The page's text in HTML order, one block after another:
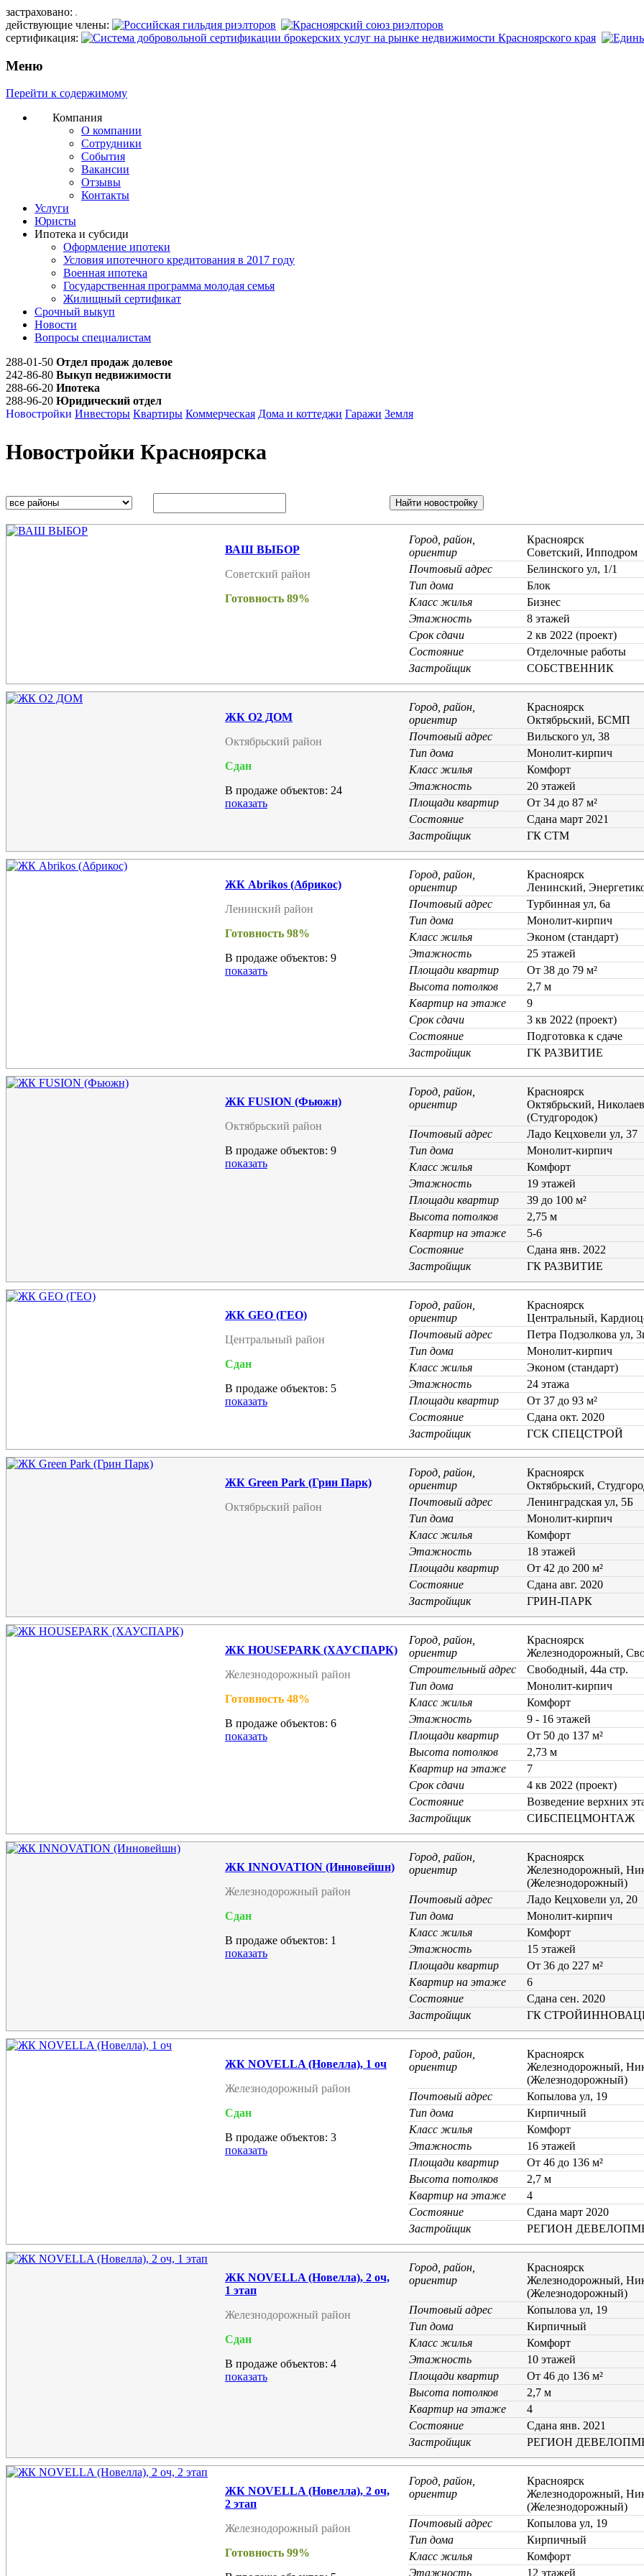
застраховано:
действующие члены:
сертификация:
Меню
Перейти к содержимому
Компания
О компании
Сотрудники
События
Вакансии
Отзывы
Контакты
Услуги
Юристы
Ипотека и субсиди
Оформление ипотеки
Условия ипотечного кредитования в 2017 году
Военная ипотека
Государственная программа молодая семья
Жилищный сертификат
Срочный выкуп
Новости
Вопросы специалистам
288-01-50 Отдел продаж долевое
242-86-80 Выкуп недвижимости
288-66-20 Ипотека
288-96-20 Юридический отдел
Новостройки Инвесторы Квартиры Коммерческая Дома и коттеджи Гаражи Земля
Новостройки Красноярска
ВАШ ВЫБОР
Советский район
Готовность 89%
Город, район,
ориентир
Красноярск
Советский, Ипподром
Почтовый адрес
Белинского ул, 1/1
Тип дома
Блок
Класс жилья
Бизнес
Этажность
8 этажей
Срок сдачи
2 кв 2022 (проект)
Состояние
Отделочные работы
Застройщик
СОБСТВЕННИК
ЖК О2 ДОМ
Октябрьский район
Сдан
В продаже объектов: 24
показать
Город, район,
ориентир
Красноярск
Октябрьский, БСМП
Почтовый адрес
Вильского ул, 38
Тип дома
Монолит-кирпич
Класс жилья
Комфорт
Этажность
20 этажей
Площади квартир
От 34 до 87 м²
Состояние
Cдана март 2021
Застройщик
ГК СТМ
ЖК Abrikos (Абрикос)
Ленинский район
Готовность 98%
В продаже объектов: 9
показать
Город, район,
ориентир
Красноярск
Ленинский,
Почтовый адрес
Турбинная ул, 6а
Тип дома
Монолит-кирпич
Класс жилья
Эконом (стандарт)
Этажность
25 этажей
Площади квартир
От 38 до 79 м²
Высота потолков
2,7 м
Квартир на этаже
9
Срок сдачи
3 кв 2022 (проект)
Состояние
Подготовка к сдаче
Застройщик
ГК РАЗВИТИЕ
ЖК FUSION (Фьюжн)
Октябрьский район
В продаже объектов: 9
показать
Город, район,
ориентир
Красноярск
Октябрьский,
(Студгородок)
Почтовый адрес
Ладо Кецховели ул, 37
Тип дома
Монолит-кирпич
Класс жилья
Комфорт
Этажность
19 этажей
Площади квартир
39 до 100 м²
Высота потолков
2,75 м
Квартир на этаже
5-6
Состояние
Cдана янв. 2022
Застройщик
ГК РАЗВИТИЕ
ЖК GEO (ГЕО)
Центральный район
Сдан
В продаже объектов: 5
показать
Город, район,
ориентир
Красноярск
Центральный,
Почтовый адрес
Петра Подзолкова ул,
Тип дома
Монолит-кирпич
Класс жилья
Эконом (стандарт)
Этажность
24 этажа
Площади квартир
От 37 до 93 м²
Состояние
Cдана окт. 2020
Застройщик
ГСК СПЕЦСТРОЙ
ЖК Green Park (Грин Парк)
Октябрьский район
Город, район,
ориентир
Красноярск
Октябрьский,
Почтовый адрес
Ленинградская ул, 5Б
Тип дома
Монолит-кирпич
Класс жилья
Комфорт
Этажность
18 этажей
Площади квартир
От 42 до 200 м²
Состояние
Cдана авг. 2020
Застройщик
ГРИН-ПАРК
ЖК HOUSEPARK (ХАУСПАРК)
Железнодорожный район
Готовность 48%
В продаже объектов: 6
показать
Город, район,
ориентир
Красноярск
Железнодорожный,
Строительный адрес
Свободный, 44а стр.
Тип дома
Монолит-кирпич
Класс жилья
Комфорт
Этажность
9 - 16 этажей
Площади квартир
От 50 до 137 м²
Высота потолков
2,73 м
Квартир на этаже
7
Срок сдачи
4 кв 2022 (проект)
Состояние
Возведение верхних
Застройщик
СИБСПЕЦМОНТАЖ
ЖК INNOVATION (Инновейшн)
Железнодорожный район
Сдан
В продаже объектов: 1
показать
Город, район,
ориентир
Красноярск
Железнодорожный,
(Железнодорожный)
Почтовый адрес
Ладо Кецховели ул, 20
Тип дома
Монолит-кирпич
Класс жилья
Комфорт
Этажность
15 этажей
Площади квартир
От 36 до 227 м²
Квартир на этаже
6
Состояние
Cдана сен. 2020
Застройщик
ГК
ЖК NOVELLA (Новелла), 1 оч
Железнодорожный район
Сдан
В продаже объектов: 3
показать
Город, район,
ориентир
Красноярск
Железнодорожный,
(Железнодорожный)
Почтовый адрес
Копылова ул, 19
Тип дома
Кирпичный
Класс жилья
Комфорт
Этажность
16 этажей
Площади квартир
От 46 до 136 м²
Высота потолков
2,7 м
Квартир на этаже
4
Состояние
Cдана март 2020
Застройщик
РЕГИОН
ЖК NOVELLA (Новелла), 2 оч,
1 этап
Железнодорожный район
Сдан
В продаже объектов: 4
показать
Город, район,
ориентир
Красноярск
Железнодорожный,
(Железнодорожный)
Почтовый адрес
Копылова ул, 19
Тип дома
Кирпичный
Класс жилья
Комфорт
Этажность
10 этажей
Площади квартир
От 46 до 136 м²
Высота потолков
2,7 м
Квартир на этаже
4
Состояние
Cдана янв. 2021
Застройщик
РЕГИОН
ЖК NOVELLA (Новелла), 2 оч,
2 этап
Железнодорожный район
Готовность 99%
Город, район,
ориентир
Красноярск
Железнодорожный,
(Железнодорожный)
Почтовый адрес
Копылова ул, 19
Тип дома
Кирпичный
Класс жилья
Комфорт
Этажность
12 этажей